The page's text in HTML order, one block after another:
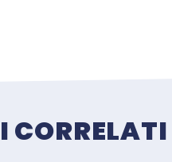
CORRELATI
correlati